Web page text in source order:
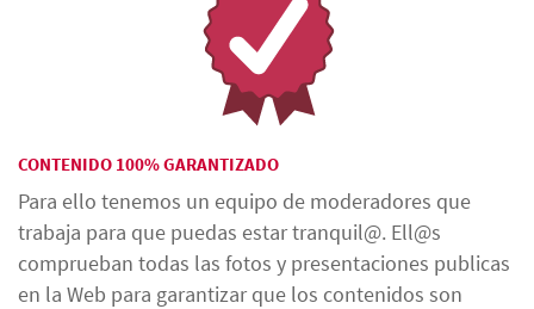
CONTENIDO 100% GARANTIZADO
Para ello tenemos un equipo de moderadores que
trabaja para que puedas estar tranquil@. Ell@s
comprueban todas las fotos y presentaciones publicas
en la Web para garantizar que los contenidos son